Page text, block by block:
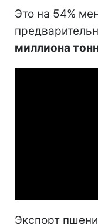
Это на 54%
миллиона
Экспорт